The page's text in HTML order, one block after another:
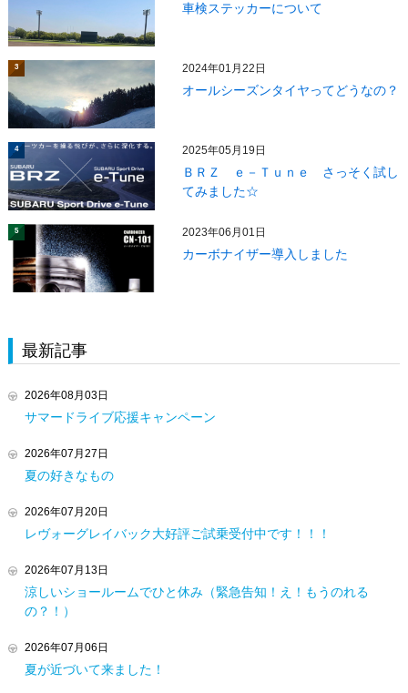
車検ステッカーについて
3 2024年01月22日
オールシーズンタイヤってどうなの？
4 2025年05月19日
ＢＲＺ ｅ－Ｔｕｎｅ さっそく試し
てみました☆
5 2023年06月01日
カーボナイザー導入しました
最新記事
2026年08月03日
サマードライブ応援キャンペーン
2026年07月27日
夏の好きなもの
2026年07月20日
レヴォーグレイバック大好評ご試乗受付中です！！！
2026年07月13日
涼しいショールームでひと休み（緊急告知！え！もうのれる
の？！）
2026年07月06日
夏が近づいて来ました！